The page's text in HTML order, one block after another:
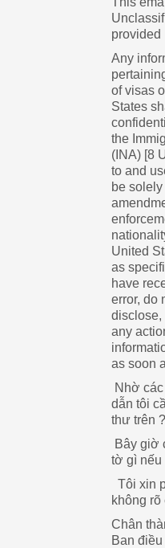
provided
Any
of visas
States
the
(INA) [8
to and
be
United
as
have
error, do
disclose,
any
as soon
Nhờ
dẫn tôi
thư trên
Bây giờ
tờ gì
Tôi xin
không rõ
Chân
Ban